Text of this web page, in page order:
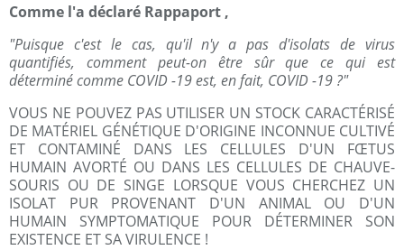
Comme l'a déclaré Rappaport ,
"Puisque c'est le cas, qu'il n'y a pas d'isolats de virus
quantifiés, comment peut-on être sûr que ce qui est
déterminé comme COVID -19 est, en fait, COVID -19 ?"
VOUS NE POUVEZ PAS UTILISER UN STOCK CARACTÉRISÉ
DE MATÉRIEL GÉNÉTIQUE D'ORIGINE INCONNUE CULTIVÉ
ET CONTAMINÉ DANS LES CELLULES D'UN FŒTUS
HUMAIN AVORTÉ OU DANS LES CELLULES DE CHAUVE-
SOURIS OU DE SINGE LORSQUE VOUS CHERCHEZ UN
ISOLAT PUR PROVENANT D'UN ANIMAL OU D'UN
HUMAIN SYMPTOMATIQUE POUR DÉTERMINER SON
EXISTENCE ET SA VIRULENCE !